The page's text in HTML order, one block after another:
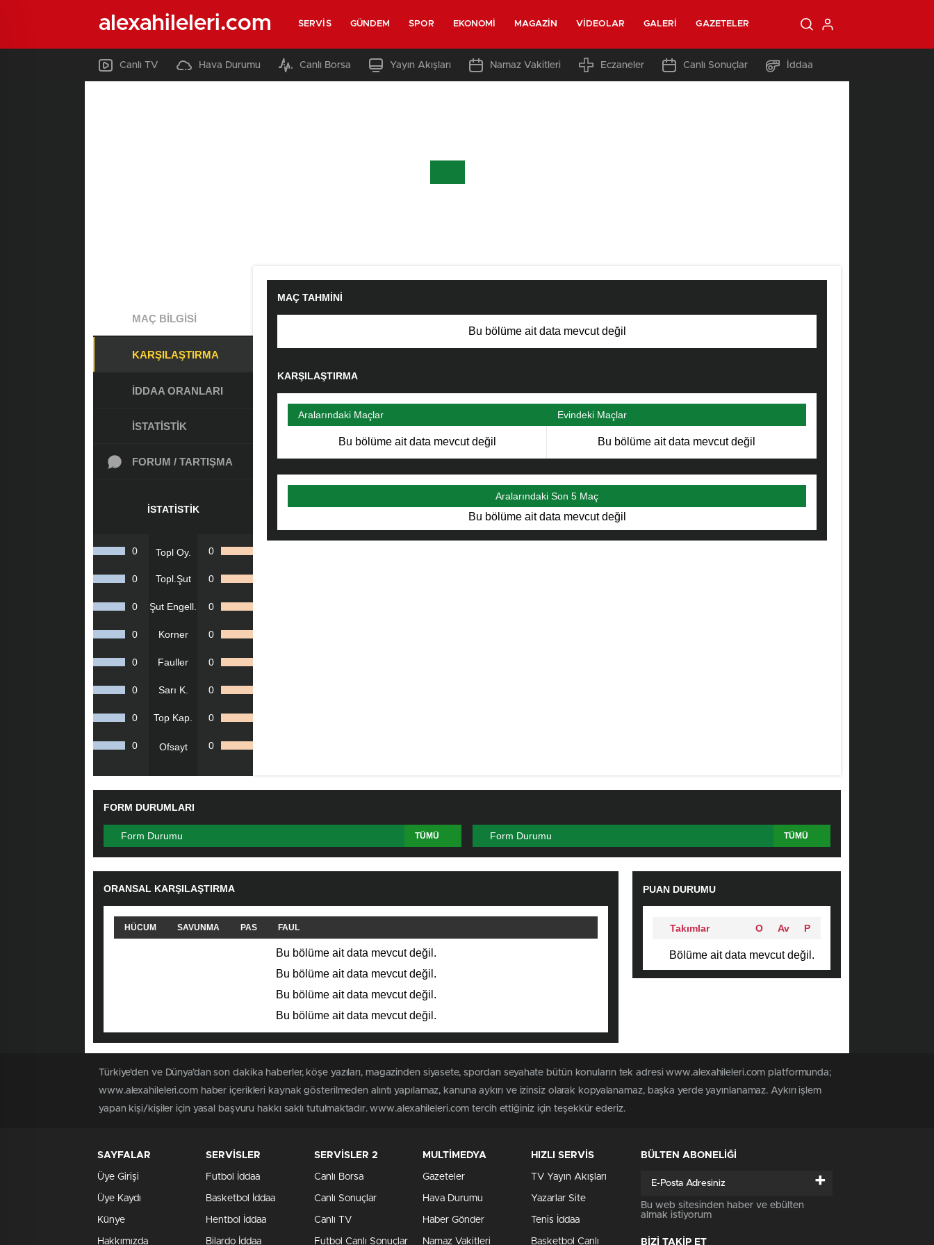
alexahileleri.com SERVIS GÜNDEM SPOR EKONOMI MAGAZIN VIDEOLAR GALERI GAZETELER
Canlı TV Hava Durumu Canlı Borsa Yayın Akışları Namaz Vakitleri Eczaneler Canlı Sonuçlar İddaa
MAÇ BILGISI
KARŞILAŞTIRMA
İDDAA ORANLARI
İSTATISTIK
FORUM / TARTIŞMA
İSTATISTIK
0 Topl Oy. 0
0 Topl.Şut 0
0 Şut Engell. 0
0 Korner 0
0 Fauller 0
0 Sarı K. 0
0 Top Kap. 0
0 Ofsayt 0
MAÇ TAHMINI
Bu bölüme ait data mevcut değil
KARŞILAŞTIRMA
Aralarındaki Maçlar
Bu bölüme ait data mevcut değil
Evindeki Maçlar
Bu bölüme ait data mevcut değil
Aralarındaki Son 5 Maç
Bu bölüme ait data mevcut değil
FORM DURUMLARI
Form Durumu TÜMÜ
Form Durumu TÜMÜ
ORANSAL KARŞILAŞTIRMA
HÜCUM SAVUNMA PAS FAUL
Bu bölüme ait data mevcut değil.
Bu bölüme ait data mevcut değil.
Bu bölüme ait data mevcut değil.
Bu bölüme ait data mevcut değil.
PUAN DURUMU
Takımlar P
Av
O
Bölüme ait data mevcut değil.
Türkiye'den ve Dünya’dan son dakika haberler, köşe yazıları, magazinden siyasete, spordan seyahate bütün konuların tek adresi www.alexahileleri.com platformunda;
www.alexahileleri.com haber içerikleri kaynak gösterilmeden alıntı yapılamaz, kanuna aykırı ve izinsiz olarak kopyalanamaz, başka yerde yayınlanamaz. Aykırı işlem
yapan kişi/kişiler için yasal başvuru hakkı saklı tutulmaktadır. www.alexahileleri.com tercih ettiğiniz için teşekkür ederiz.
SAYFALAR
Üye Girişi
Üye Kaydı
Künye
Hakkımızda
SERVİSLER
Futbol İddaa
Basketbol İddaa
Hentbol İddaa
Bilardo İddaa
SERVİSLER 2
Canlı Borsa
Canlı Sonuçlar
Canlı TV
Futbol Canlı Sonuçlar
MULTİMEDYA
Gazeteler
Hava Durumu
Haber Gönder
Namaz Vakitleri
HIZLI SERVİS
TV Yayın Akışları
Yazarlar Site
Tenis İddaa
Basketbol Canlı
BÜLTEN ABONELİĞİ
+
Bu web sitesinden haber ve ebülten
almak istiyorum
BİZİ TAKİP ET